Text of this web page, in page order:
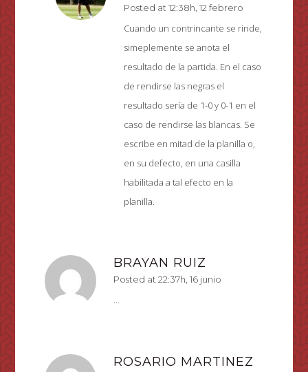
Posted at 12:38h, 12 febrero
Cuando un contrincante se rinde,
simeplemente se anota el
resultado de la partida. En el caso
de rendirse las negras el
resultado sería de 1-0 y 0-1 en el
caso de rendirse las blancas. Se
escribe en mitad de la planilla o,
en su defecto, en una casilla
habilitada a tal efecto en la
planilla.
BRAYAN RUIZ
Posted at 22:37h, 16 junio
…
ROSARIO MARTINEZ